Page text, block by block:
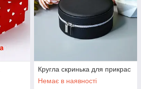
Кругла скринька для прикрас
Немає в наявності